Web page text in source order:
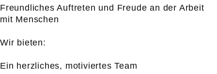
Freundliches Auftreten und Freude an der Arbeit
mit Menschen
Wir bieten:
Ein herzliches, motiviertes Team